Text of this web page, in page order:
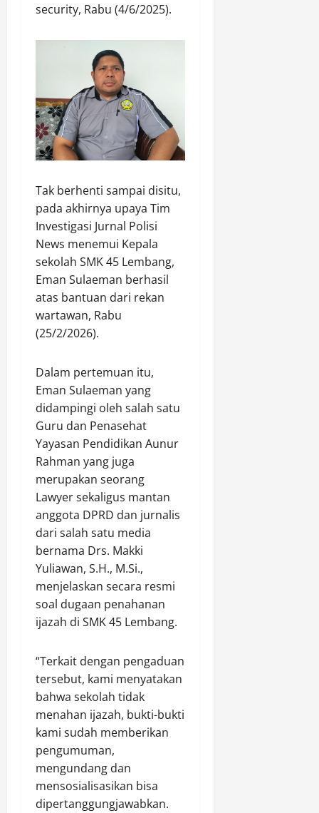
security, Rabu (4/6/2025).
Tak berhenti sampai disitu,
pada akhirnya upaya Tim
Investigasi Jurnal Polisi
News menemui Kepala
sekolah SMK 45 Lembang,
Eman Sulaeman berhasil
atas bantuan dari rekan
wartawan, Rabu
(25/2/2026).
Dalam pertemuan itu,
Eman Sulaeman yang
didampingi oleh salah satu
Guru dan Penasehat
Yayasan Pendidikan Aunur
Rahman yang juga
merupakan seorang
Lawyer sekaligus mantan
anggota DPRD dan jurnalis
dari salah satu media
bernama Drs. Makki
Yuliawan, S.H., M.Si.,
menjelaskan secara resmi
soal dugaan penahanan
ijazah di SMK 45 Lembang.
“Terkait dengan pengaduan
tersebut, kami menyatakan
bahwa sekolah tidak
menahan ijazah, bukti-bukti
kami sudah memberikan
pengumuman,
mengundang dan
mensosialisasikan bisa
dipertanggungjawabkan.